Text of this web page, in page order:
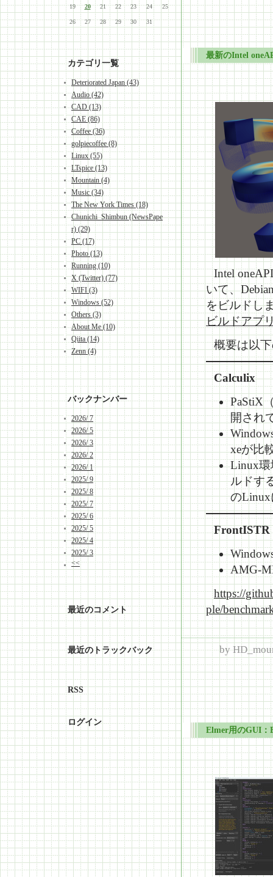
19 20 21 22 23 24 25
26 27 28 29 30 31
カテゴリ一覧
Deteriorated Japan (43)
Audio (42)
CAD (13)
CAE (86)
Coffee (36)
golpiecoffee (8)
Linux (55)
LTspice (13)
Mountain (4)
Music (34)
The New York Times (18)
Chunichi_Shimbun (NewsPape
r) (29)
PC (17)
Photo (13)
Running (10)
X (Twitter) (77)
WIFI (3)
Windows (52)
Others (3)
About Me (10)
Qiita (14)
Zenn (4)
バックナンバー
2026/ 7
2026/ 5
2026/ 3
2026/ 2
2026/ 1
2025/ 9
2025/ 8
2025/ 7
2025/ 6
2025/ 5
2025/ 4
2025/ 3
<<
最近のコメント
最近のトラックバック
RSS
ログイン
最新のIntel
Intel
いて、
をビルドし
ビルドアプ
概要は以
Calculix
PaStiX
開され
xeが比
Linux環
ルドす
のLinux
FrontISTR
AMG-
https://
ple/
by
Elmer用のGUI：